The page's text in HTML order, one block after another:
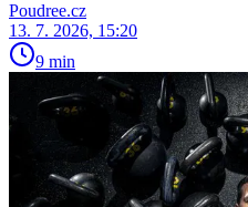
Poudree.cz
13. 7. 2026, 15:20
9 min